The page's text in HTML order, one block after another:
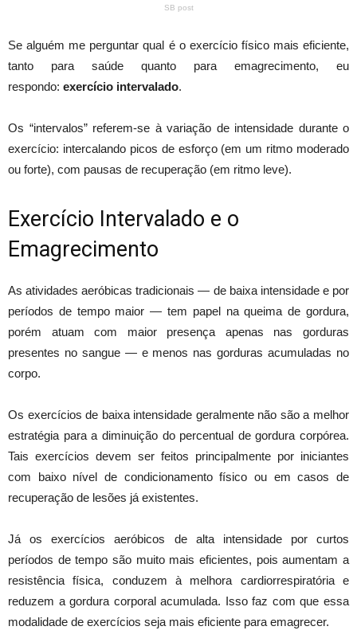
SB post
Se alguém me perguntar qual é o exercício físico mais eficiente,
tanto para saúde quanto para emagrecimento, eu
respondo: exercício intervalado.
Os “intervalos” referem-se à variação de intensidade durante o
exercício: intercalando picos de esforço (em um ritmo moderado
ou forte), com pausas de recuperação (em ritmo leve).
Exercício Intervalado e o
Emagrecimento
As atividades aeróbicas tradicionais — de baixa intensidade e por
períodos de tempo maior — tem papel na queima de gordura,
porém atuam com maior presença apenas nas gorduras
presentes no sangue — e menos nas gorduras acumuladas no
corpo.
Os exercícios de baixa intensidade geralmente não são a melhor
estratégia para a diminuição do percentual de gordura corpórea.
Tais exercícios devem ser feitos principalmente por iniciantes
com baixo nível de condicionamento físico ou em casos de
recuperação de lesões já existentes.
Já os exercícios aeróbicos de alta intensidade por curtos
períodos de tempo são muito mais eficientes, pois aumentam a
resistência física, conduzem à melhora cardiorrespiratória e
reduzem a gordura corporal acumulada. Isso faz com que essa
modalidade de exercícios seja mais eficiente para emagrecer.